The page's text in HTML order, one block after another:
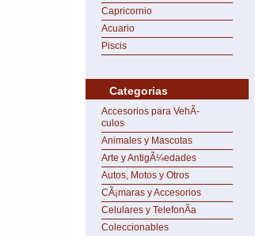
Capricornio
Acuario
Piscis
Categorias
Accesorios para VehÃ­
culos
Animales y Mascotas
Arte y AntigÃ¼edades
Autos, Motos y Otros
CÃ¡maras y Accesorios
Celulares y TelefonÃ­a
Coleccionables